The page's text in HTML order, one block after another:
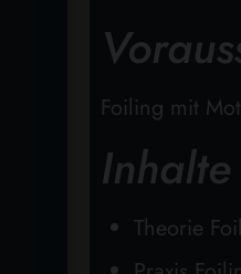
Foiling mit
Inhalte
Theorie